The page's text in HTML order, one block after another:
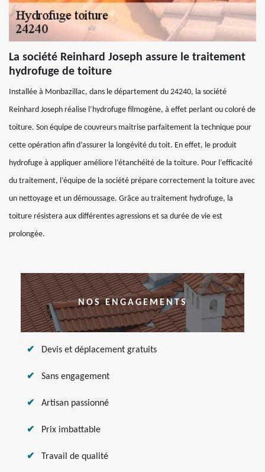
La société Reinhard Joseph assure le traitement
hydrofuge de toiture
Installée à Monbazillac, dans le département du 24240, la société
Reinhard Joseph réalise l’hydrofuge filmogène, à effet perlant ou coloré de
toiture. Son équipe de couvreurs maitrise parfaitement la technique pour
cette opération afin d’assurer la longévité du toit. En effet, le produit
hydrofuge à appliquer améliore l’étanchéité de la toiture. Pour l’efficacité
du traitement, l’équipe de la société prépare correctement la toiture avec
un nettoyage et un démoussage. Grâce au traitement hydrofuge, la
toiture résistera aux différentes agressions et sa durée de vie est
prolongée.
NOS ENGAGEMENTS
Devis et déplacement gratuits
Sans engagement
Artisan passionné
Prix imbattable
Travail de qualité